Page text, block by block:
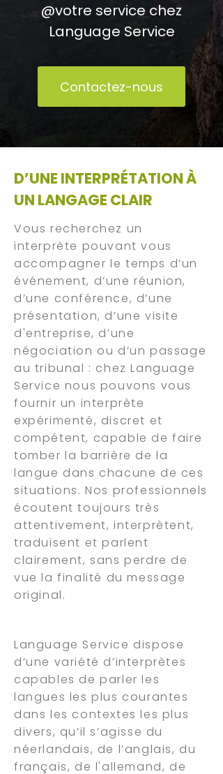
@votre service chez
Language Service
Contactez-nous
D’UNE INTERPRÉTATION À
UN LANGAGE CLAIR
Vous recherchez un
interprète pouvant vous
accompagner le temps d’un
événement, d’une réunion,
d’une conférence, d’une
présentation, d’une visite
d'entreprise, d’une
négociation ou d’un passage
au tribunal : chez Language
Service nous pouvons vous
fournir un interprète
expérimenté, discret et
compétent, capable de faire
tomber la barrière de la
langue dans chacune de ces
situations. Nos professionnels
écoutent toujours très
attentivement, interprètent,
traduisent et parlent
clairement, sans perdre de
vue la finalité du message
original.
Language Service dispose
d’une variété d’interprètes
capables de parler les
langues les plus courantes
dans les contextes les plus
divers, qu’il s’agisse du
néerlandais, de l’anglais, du
français, de l'allemand, de